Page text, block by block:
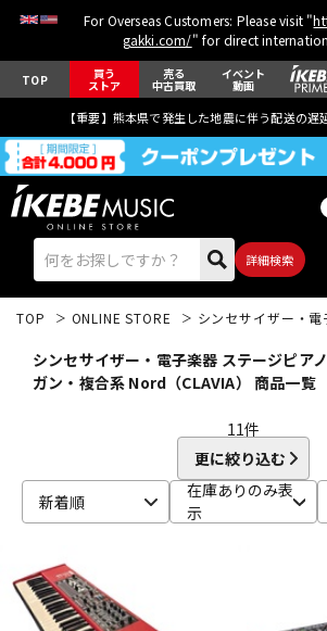
For Overseas Customers: Please visit "
gakki.com/" for direct
TOP 買う
ストア
売る
中古買取
イベント
動画
【重要】熊本県で発生した地震に伴う配送の遅
詳細検索
ベース
ドラム
TOP ONLINE STORE シンセサイザー・電
シンセサイザー・電子楽器 ステージピア
ガン・複合系 Nord（CLAVIA） 商品一覧
11件
更に絞り込む
新着順
在庫ありのみ表
示